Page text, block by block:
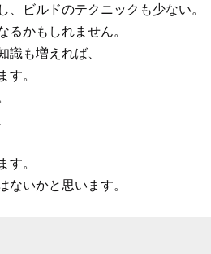
ビルドのテクニックも少ない。
かもしれません。
も増えれば、
。
。
いかと思います。